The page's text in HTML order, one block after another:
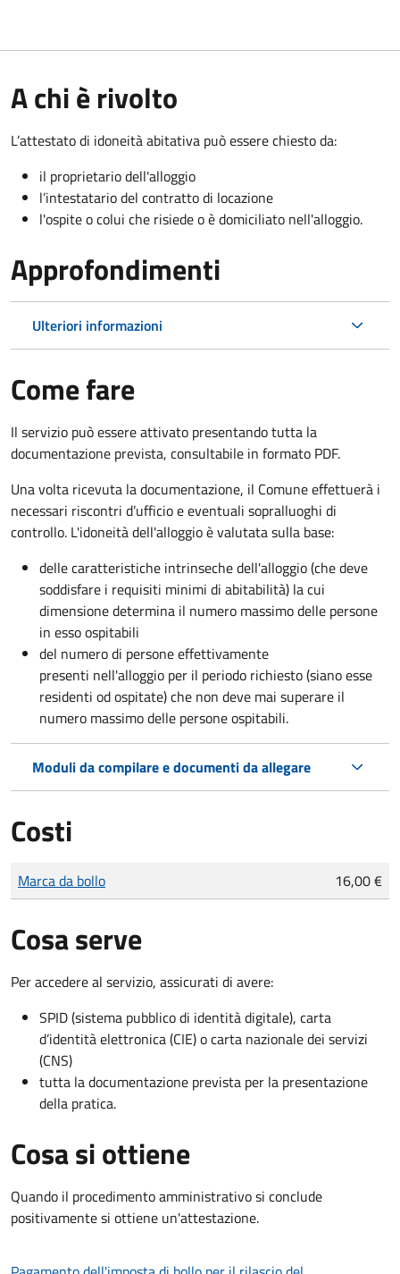
A chi è rivolto
L’attestato di idoneità abitativa può essere chiesto da:
il proprietario dell'alloggio
l’intestatario del contratto di locazione
l'ospite o colui che risiede o è domiciliato nell'alloggio.
Approfondimenti
Ulteriori informazioni
Come fare
Il servizio può essere attivato presentando tutta la
documentazione prevista, consultabile in formato PDF.
Una volta ricevuta la documentazione, il Comune effettuerà i
necessari riscontri d’ufficio e eventuali sopralluoghi di
controllo. L'idoneità dell'alloggio è valutata sulla base:
delle caratteristiche intrinseche dell'alloggio (che deve
soddisfare i requisiti minimi di abitabilità) la cui
dimensione determina il numero massimo delle persone
in esso ospitabili
del numero di persone effettivamente
presenti nell'alloggio per il periodo richiesto (siano esse
residenti od ospitate) che non deve mai superare il
numero massimo delle persone ospitabili.
Moduli da compilare e documenti da allegare
Costi
Tipo di pagamento
Importo
Marca da bollo 16,00 €
Cosa serve
Per accedere al servizio, assicurati di avere:
SPID (sistema pubblico di identità digitale), carta
d’identità elettronica (CIE) o carta nazionale dei servizi
(CNS)
tutta la documentazione prevista per la presentazione
della pratica.
Cosa si ottiene
Quando il procedimento amministrativo si conclude
positivamente si ottiene un'attestazione.